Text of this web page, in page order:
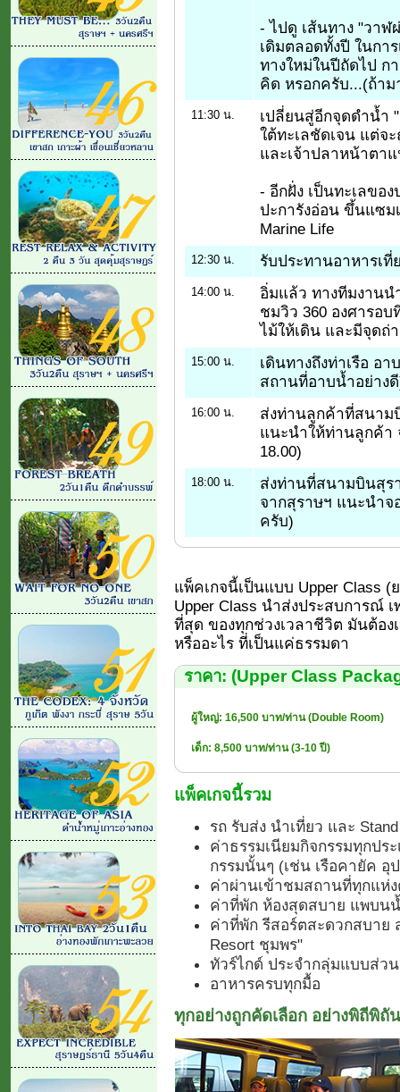
- ไปดู เส้นทาง "วาฬ
เดิมตลอดทั้งปี ในกา
ทางใหม่ในปีถัดไป ก
คิด หรอกครับ...(ถ้าม
11:30 น.
เปลี่ยนสู่อีกจุดดำน้ำ
ใต้ทะเลชัดเจน แต่จ
และเจ้าปลาหน้าตา
- อีกฝั่ง เป็นทะเลขอ
ปะการังอ่อน ขึ้นแซม
Marine Life
12:30 น. รับประทานอาหารเ
14:00 น.
อิ่มแล้ว ทางทีมงานน
ชมวิว 360 องศารอบ
ไม้ให้เดิน และมีจุดถ่
15:00 น.
เดินทางถึงท่าเรือ อ
สถานที่อาบน้ำอย่าง
16:00 น.
ส่งท่านลูกค้าที่สนาม
แนะนำให้ท่านลูกค้า
18.00)
18:00 น.
ส่งท่านที่สนามบินสุร
จากสุราษฯ แนะนำจ
ครับ)
แพ็คเกจนี้เป็นแบบ Upper Class (
Upper Class นำส่งประสบการณ์
ที่สุด ของทุกช่วงเวลาชีวิต มันต้อง
หรืออะไร ที่เป็นแค่ธรรมดา
ราคา: (Upper Class
ผู้ใหญ่: 16,500 บาท/ท่าน (Double Room)
เด็ก: 8,500 บาท/ท่าน (3-10 ปี)
แพ็คเกจนี้รวม
รถ รับส่ง นำเที่ยว และ
ค่าธรรมเนียมกิจกรรมทุกปร
กรรมนั้นๆ (เช่น เรือคายัค
ค่าผ่านเข้าชมสถานที่ทุกแห่
ค่าที่พัก ห้องสุดสบาย แพบน
ค่าที่พัก รีสอร์ตสะดวกสบาย
Resort ชุมพร"
ทัวร์ไกด์ ประจำกลุ่มแบบส่ว
อาหารครบทุกมื้อ
ทุกอย่างถูกคัดเลือก อย่างพิถีพิถัน